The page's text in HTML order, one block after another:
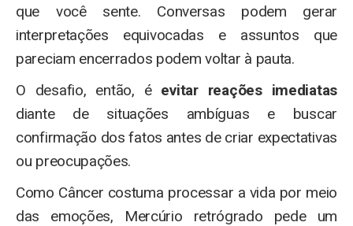
que você sente. Conversas podem gerar
interpretações equivocadas e assuntos que
pareciam encerrados podem voltar à pauta.
O desafio, então, é evitar reações imediatas
diante de situações ambíguas e buscar
confirmação dos fatos antes de criar expectativas
ou preocupações.
Como Câncer costuma processar a vida por meio
das emoções, Mercúrio retrógrado pede um